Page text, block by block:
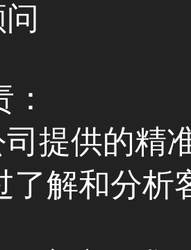
司提供的精
了解和分析